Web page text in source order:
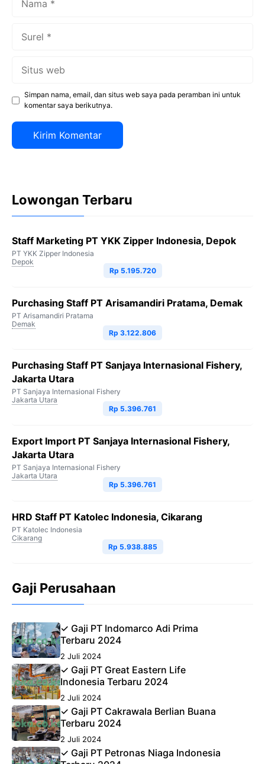
Simpan nama, email, dan situs web saya pada peramban ini untuk
komentar saya berikutnya.
Lowongan Terbaru
Staff Marketing PT YKK Zipper Indonesia, Depok
PT YKK Zipper Indonesia
Depok
Rp 5.195.720
Purchasing Staff PT Arisamandiri Pratama, Demak
PT Arisamandiri Pratama
Demak
Rp 3.122.806
Purchasing Staff PT Sanjaya Internasional Fishery,
Jakarta Utara
PT Sanjaya Internasional Fishery
Jakarta Utara
Rp 5.396.761
Export Import PT Sanjaya Internasional Fishery,
Jakarta Utara
PT Sanjaya Internasional Fishery
Jakarta Utara
Rp 5.396.761
HRD Staff PT Katolec Indonesia, Cikarang
PT Katolec Indonesia
Cikarang
Rp 5.938.885
Gaji Perusahaan
✓ Gaji PT Indomarco Adi Prima
Terbaru 2024
2 Juli 2024
✓ Gaji PT Great Eastern Life
Indonesia Terbaru 2024
2 Juli 2024
✓ Gaji PT Cakrawala Berlian Buana
Terbaru 2024
2 Juli 2024
✓ Gaji PT Petronas Niaga Indonesia